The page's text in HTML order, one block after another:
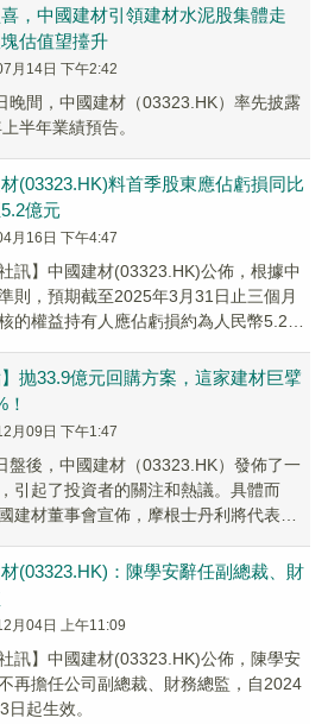
，中國建材引領建材水泥股集體走
估值望擡升
月14日 下午2:42
晚間，中國建材（03323.HK）率先披露
半年業績預告。
(03323.HK)料首季股東應佔虧損同比
億元
月16日 下午4:47
社訊】中國建材(03323.HK)公佈，根據中
則，預期截至2025年3月31日止三個月
的權益持有人應佔虧損約為人民幣5.2億
】抛33.9億元回購方案，這家建材巨擘
月09日 下午1:47
盤後，中國建材（03323.HK）發佈了一
引起了投資者的關注和熱議。具體而
建材董事會宣佈，摩根士丹利將代表公
(03323.HK)：陳學安辭任副總裁、財
月04日 上午11:09
社訊】中國建材(03323.HK)公佈，陳學安
再擔任公司副總裁、財務總監，自2024
日起生效。